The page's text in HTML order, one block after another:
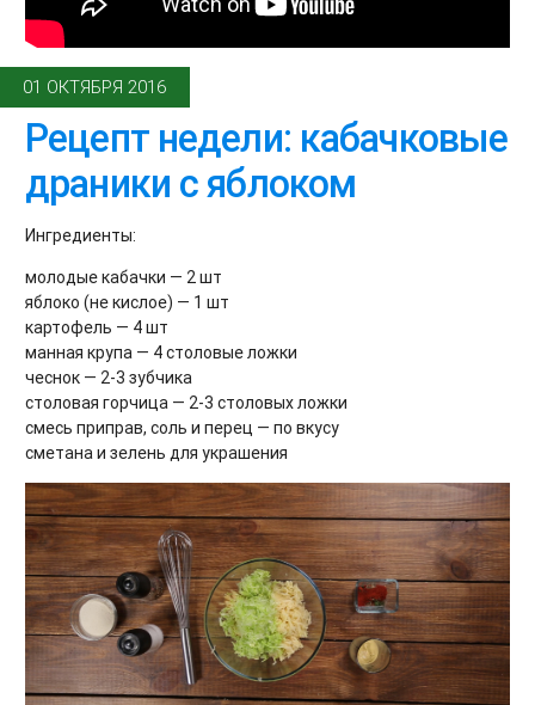
01 ОКТЯБРЯ 2016
Рецепт недели: кабачковые
драники с яблоком
Ингредиенты:
молодые кабачки — 2 шт
яблоко (не кислое) — 1 шт
картофель — 4 шт
манная крупа — 4 столовые ложки
чеснок — 2-3 зубчика
столовая горчица — 2-3 столовых ложки
смесь приправ, соль и перец — по вкусу
сметана и зелень для украшения